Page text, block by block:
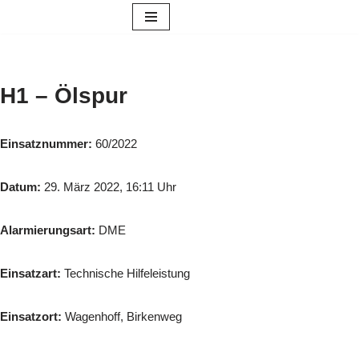
H1 – Ölspur
Einsatznummer: 60/2022
Datum: 29. März 2022, 16:11 Uhr
Alarmierungsart: DME
Einsatzart: Technische Hilfeleistung
Einsatzort: Wagenhoff, Birkenweg